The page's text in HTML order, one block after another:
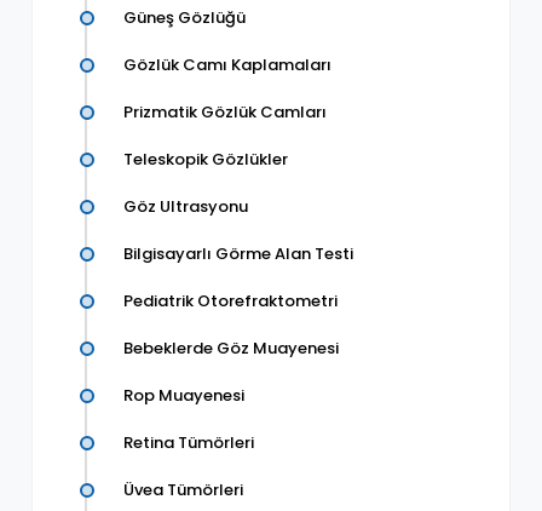
Güneş Gözlüğü
Gözlük Camı Kaplamaları
Prizmatik Gözlük Camları
Teleskopik Gözlükler
Göz Ultrasyonu
Bilgisayarlı Görme Alan Testi
Pediatrik Otorefraktometri
Bebeklerde Göz Muayenesi
Rop Muayenesi
Retina Tümörleri
Üvea Tümörleri